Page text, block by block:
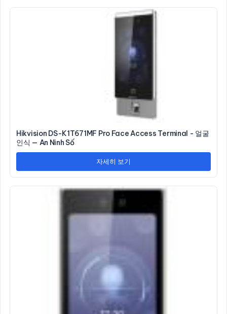
Hikvision DS-K1T671MF Pro Face Access Terminal - 얼굴
인식 — An Ninh Số
자세히 보기